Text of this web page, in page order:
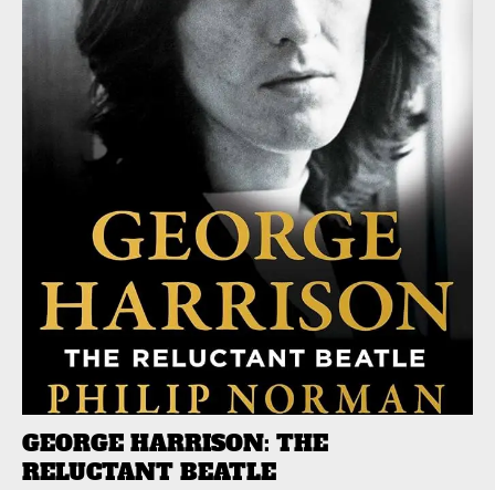
GEORGE HARRISON: THE
RELUCTANT BEATLE